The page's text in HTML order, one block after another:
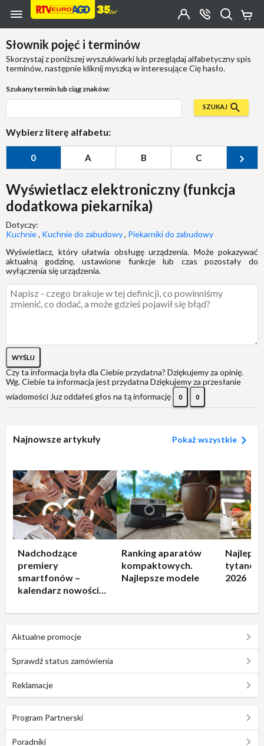
Przejdź do zawartości strony
Przejdź do wyszukiwarki
Przejdź do kategorii
Przejdź do stopki
OTWÓRZ
MENU
Moje
Konto
szukasz?
Słownik pojęć i terminów
Skorzystaj z poniższej wyszukiwarki lub przeglądaj alfabetyczny spis
terminów, następnie kliknij myszką w interesujące Cię hasło.
Szukany termin lub ciąg znaków:
SZUKAJ
Wybierz literę alfabetu:
0 A B C
Wyświetlacz elektroniczny (funkcja
dodatkowa piekarnika)
Dotyczy:
Kuchnie, Kuchnie do zabudowy, Piekarniki do zabudowy
Wyświetlacz, który ułatwia obsługę urządzenia. Może pokazywać
aktualną godzinę, ustawione funkcje lub czas pozostały do
wyłączenia się urządzenia.
WYŚLIJ
Czy ta informacja była dla Ciebie przydatna? Dziękujemy za opinię.
Wg. Ciebie ta informacja jest przydatna Dziękujemy za przesłanie
wiadomości Juz oddałeś głos na tą informację 0 0
Najnowsze artykuły Pokaż wszystkie
Nadchodzące
premiery
smartfonów –
kalendarz nowości
Ranking aparatów
kompaktowych.
Najlepsze modele
2026
Aktualne promocje
Sprawdź status zamówienia
Reklamacje
Program Partnerski
Poradniki